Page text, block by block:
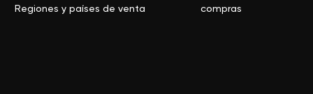
Regiones y países de venta compras